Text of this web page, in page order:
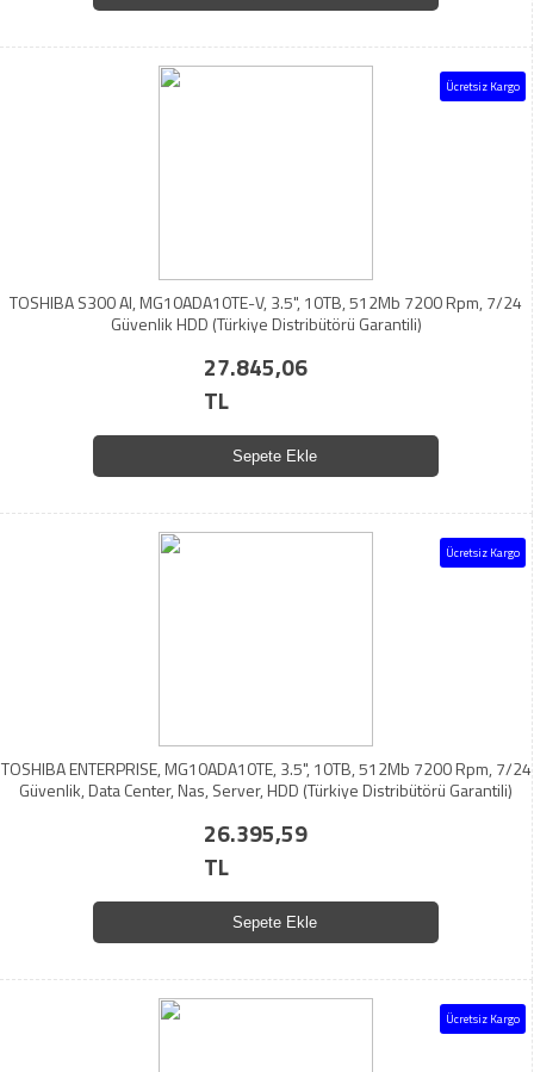
Ücretsiz Kargo
TOSHIBA S300 AI, MG10ADA10TE-V, 3.5", 10TB, 512Mb 7200 Rpm, 7/24
Güvenlik HDD (Türkiye Distribütörü Garantili)
27.845,06
TL
Sepete Ekle
Ücretsiz Kargo
TOSHIBA ENTERPRISE, MG10ADA10TE, 3.5", 10TB, 512Mb 7200 Rpm, 7/24
Güvenlik, Data Center, Nas, Server, HDD (Türkiye Distribütörü Garantili)
26.395,59
TL
Sepete Ekle
Ücretsiz Kargo